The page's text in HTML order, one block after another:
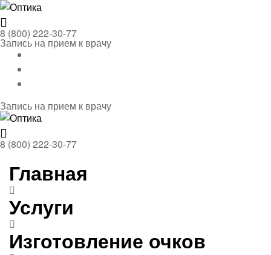
Оптика
Menu
8 (800) 222-30-77
Запись на прием к врачу
Запись на прием к врачу
Оптика
Menu
8 (800) 222-30-77
Главная
Услуги
Изготовление очков